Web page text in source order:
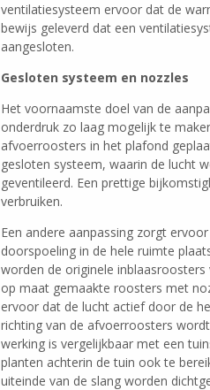
ventilatiesysteem ervoor dat de
bewijs geleverd dat een
aangesloten.
Gesloten systeem en nozzles
Het voornaamste doel van de
onderdruk zo laag mogelijk te
afvoerroosters in het plafond
gesloten systeem, waarin de lucht
geventileerd. Een prettige
verbruiken.
Een andere aanpassing zorgt
doorspoeling in de hele ruimte
worden de originele
op maat gemaakte roosters met
ervoor dat de lucht actief door de
richting van de afvoerroosters
werking is vergelijkbaar met een
planten achterin de tuin ook te
uiteinde van de slang worden